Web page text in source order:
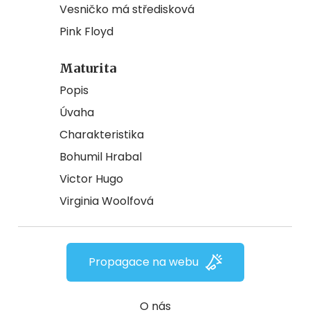
Vesničko má středisková
Pink Floyd
Maturita
Popis
Úvaha
Charakteristika
Bohumil Hrabal
Victor Hugo
Virginia Woolfová
O nás
Propagace na webu